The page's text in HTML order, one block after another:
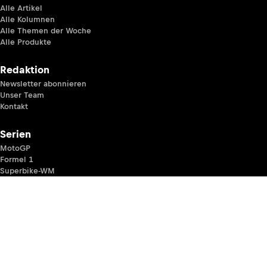
Alle Artikel
Alle Kolumnen
Alle Themen der Woche
Alle Produkte
Redaktion
Newsletter abonnieren
Unser Team
Kontakt
Serien
MotoGP
Formel 1
Superbike-WM